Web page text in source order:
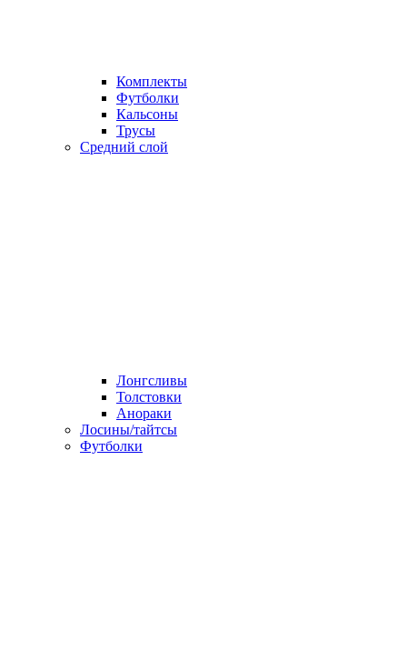
Комплекты
Футболки
Кальсоны
Трусы
Средний слой
Лонгсливы
Толстовки
Анораки
Лосины/тайтсы
Футболки